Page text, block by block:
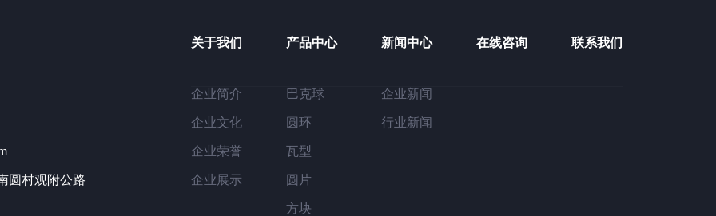
圆村观附公路
关于我们
企业简介
企业文化
企业荣誉
企业展示
产品中心
巴克球
圆环
瓦型
圆片
方块
新闻中心
企业新闻
行业新闻
在线咨询 联系我们